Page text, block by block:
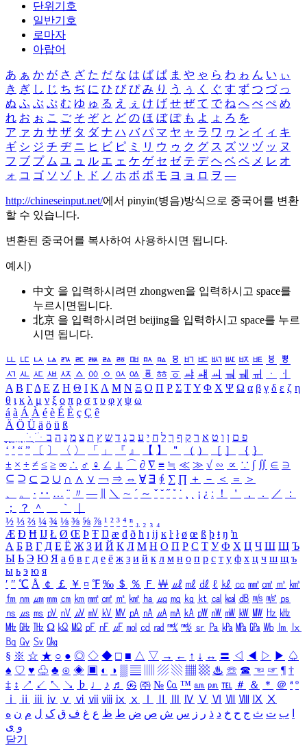
단위기호
일반기호
로마자
아랍어
あ ぁ か が さ ざ た だ な は ば ぱ ま や ゃ ら わ ゎ ん い ぃ
き ぎ し じ ち ぢ に ひ び ぴ み り う ぅ く ぐ す ず つ づ っ
ぬ ふ ぶ ぷ む ゆ ゅ る え ぇ け げ せ ぜ て で ね へ べ ぺ め
れ お ぉ こ ご そ ぞ と ど の ほ ぼ ぽ も よ ょ ろ を
ア ァ カ サ ザ タ ダ ナ ハ バ パ マ ヤ ャ ラ ワ ヮ ン イ ィ キ
ギ シ ジ チ ヂ ニ ヒ ビ ピ ミ リ ウ ゥ ク グ ス ズ ツ ヅ ッ ヌ
フ ブ プ ム ユ ュ ル エ ェ ケ ゲ セ ゼ テ デ ヘ ベ ペ メ レ オ
ォ コ ゴ ソ ゾ ト ド ノ ホ ボ ポ モ ヨ ョ ロ ヲ ―
http://chineseinput.net/에서 pinyin(병음)방식으로 중국어를 변환
할 수 있습니다.
변환된 중국어를 복사하여 사용하시면 됩니다.
예시)
中文 을 입력하시려면 zhongwen을 입력하시고 space를
누르시면됩니다.
北京 을 입력하시려면 beijing을 입력하시고 space를 누르
시면 됩니다.
ㅥ ㅦ ㅧ ㅨ ㅩ ㅪ ㅫ ㅬ ㅭ ㅮ ㅯ ㅰ ㅱ ㅲ ㅳ ㅴ ㅵ ㅶ ㅷ ㅸ
ㅹ
ㅺ ㅻ ㅼ ㅽ ㅾ ㅿ ㆀ ㆁ ㆂ ㆃ ㆄ ㆅ ㆆ ㆇ ㆈ ㆉ ㆊ ㆋ ㆌ ㆍ
ㆎ
Α Β ΓΔ Ε Ζ Η Θ Ι ΚΛ Μ Ν Ξ Ο Π Ρ Σ ΤΥ Φ Χ Ψ Ω α β γ δ ε ζ η
θ ι κ λ μ ν ξ ο π ρ σ τ υ φ χ ψ ω
á à Á À é è É È ç Ç ê
Ä Ö Ü ä ö ü ß
ִֶֹ ֻּ ׁׂ פ ם ן ו ט א ר ק ף ך ל ח י ע כ ג ד ש ץ ת צ מ נ ה ב
‘ ’ “ ” 〔 〕 〈 〉 「 」 『 』 【 】 ＂ （ ） ［ ］ ｛ ｝
± × ÷ ≠ ≤ ≥ ∞ ∴ ♂ ♀ ∠ ⊥ ⌒ ∂ ∇ ≡ ≒ ≪ ≫ √ ∽ ∝ ∵ ∫ ∬ ∈ ∋
⊆ ⊇ ⊂ ⊃ ∪ ∩ ∧ ∨ ￢ ⇒ ⇔ ∀ ∃ ∮ ∑ ∏ ＋ － ＜ ＝
＞
、
。 · ‥ … ¨ 〃 ― ＼ ∼ ´ ～ ˇ ˘ ˝ ˚ ˙ ¸ ¡ ¿ ː ！ ＇ ， ． ／
：
；
？ ＾ ｀
½ ⅓ ⅔ ¼ ¾ ⅛ ⅜ ⅝ ⅞ ¹ ² ³ ⁴ ⁿ ₁ ₂ ₃ ₄
Æ Ð Ħ Ĳ Ł Ø Œ Þ Ŧ Ŋ æ đ ð ħ ı ĳ ĸ ŀ ł ø œ ß þ ŧ ŋ ŉ
А Б В Г Д Е Ё Ж З И Й К Л М Н О П Р С Т У Ф Х Ц Ч Ш Щ Ъ
Ы Ь Э Ю Я а б в г д е ё ж з и й к л м н о п р с т у ф х ц ч ш щ ъ
ы ь э ю я
′ ″ ℃ Å ￠ ￡ ￥ ¤ ℉ ‰ ＄ ％ Ｆ ￦ ㎕ ㎖ ㎗ ℓ ㎘ ㏄ ㎣ ㎤ ㎥ ㎦
㎙ ㎚ ㎛ ㎜ ㎝ ㎞ ㎟ ㎠ ㎡ ㎢ ㏊ ㎍ ㎎ ㎏ ㏏ ㎈ ㎉ ㏈ ㎧ ㎨ ㎰
㎱ ㎲ ㎳ ㎴ ㎵ ㎶ ㎷ ㎸ ㎹ ㎀ ㎁ ㎂ ㎃ ㎄ ㎺ ㎻ ㎽ ㎾ ㎿ ㎐ ㎑
㎒ ㎓ ㎔ Ω ㏀ ㏁ ㎊ ㎋ ㎌ ㏖ ㏅ ㎭ ㎮ ㎯ ㏛ ㎩ ㎪ ㎫ ㎬ ㏝ ㏐
㏓
㏃ ㏉ ㏜ ㏆
§ ※ ☆ ★ ○ ● ◎ ◇ ◆ □ ■ △ ▽ → ← ↑ ↓ ↔ 〓 ◁ ◀ ▷ ▶ ♤
♠ ♡ ♥ ♧ ♣ ⊙ ◈ ▣ ◐ ◑ ▒ ▤ ▨ ▧ ▦ ▩ ♨ ☏ ☎ ☜ ☞ ¶ †
‡ ↕ ↗ ↙ ↖ ↘ ♭ ♩ ♪ ♬ ㉿ ㈜ № ㏇ ™ ㏂ ㏘ ℡ ＃ ＆ ＊ ＠ ª º
ⅰ
ⅱ ⅲ ⅳ ⅴ ⅵ ⅶ ⅷ ⅸ ⅹ Ⅳ Ⅴ Ⅵ Ⅶ Ⅷ Ⅸ Ⅹ
ب ت ث ج ح خ د ذ ر ز س ش ص ض ط ظ ع غ ف ق ک ل م ن ه
و ی
닫기